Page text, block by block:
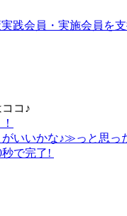
コ♪
いいかな♪≫っと思っ
で完了!